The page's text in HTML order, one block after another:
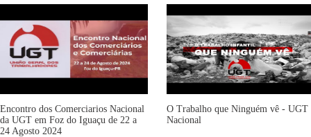
Encontro dos Comerciarios Nacional
da UGT em Foz do Iguaçu de 22 a
24 Agosto 2024
O Trabalho que Ninguém vê - UGT
Nacional